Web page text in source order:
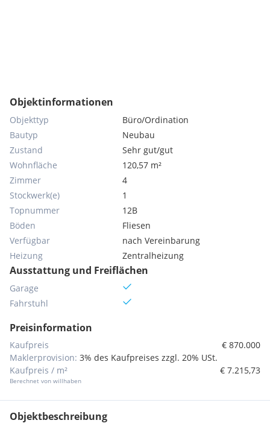
Objektinformationen
Objekttyp
Büro/Ordination
Bautyp
Neubau
Zustand
Sehr gut/gut
Wohnfläche
120,57 m²
Zimmer
4
Stockwerk(e)
1
Topnummer
12B
Böden
Fliesen
Verfügbar
nach Vereinbarung
Heizung
Zentralheizung
Ausstattung und Freiflächen
Garage
Fahrstuhl
Preisinformation
Kaufpreis
€ 870.000
Maklerprovision: 3% des Kaufpreises zzgl. 20% USt.
Kaufpreis / m²
Berechnet von willhaben
€ 7.215,73
Objektbeschreibung